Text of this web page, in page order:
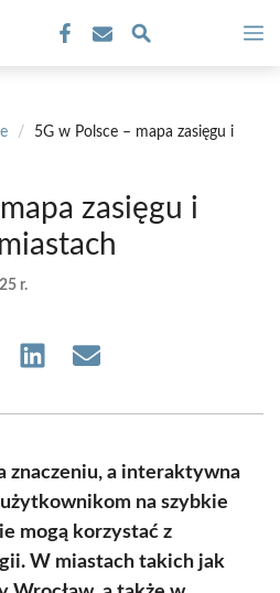
/
5G w Polsce – mapa zasięgu i
zasięgu i
r.
Share Share
znaczeniu, a interaktywna
na szybkie
mogą korzystać z
W miastach takich jak